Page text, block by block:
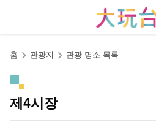
홈 관광지 관광 명소 목록
제4시장